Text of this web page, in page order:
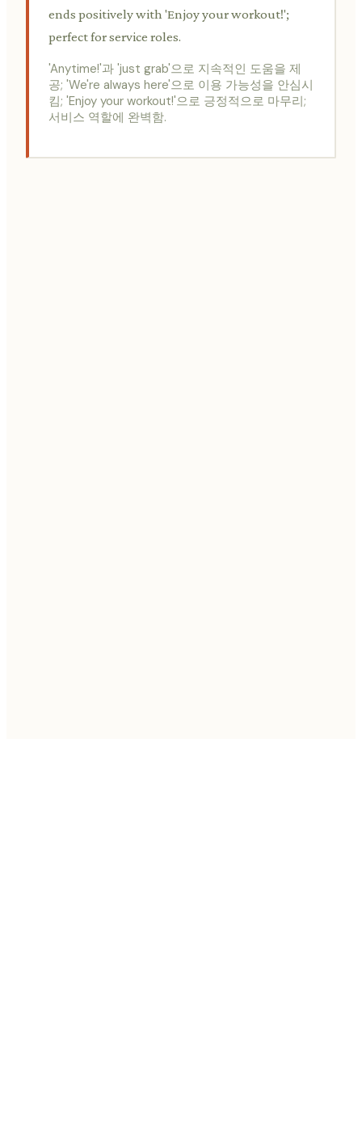
ends positively with 'Enjoy your workout!';
perfect for service roles.
'Anytime!'과 'just grab'으로 지속적인 도움을 제
공; 'We're always here'으로 이용 가능성을 안심시
킴; 'Enjoy your workout!'으로 긍정적으로 마무리;
서비스 역할에 완벽함.